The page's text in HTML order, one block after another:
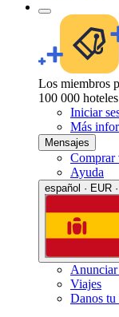
Los miembros
100 000
Iniciar
Más
Mensajes
Comprar
Ayuda
español · EUR
Viajes
Danos